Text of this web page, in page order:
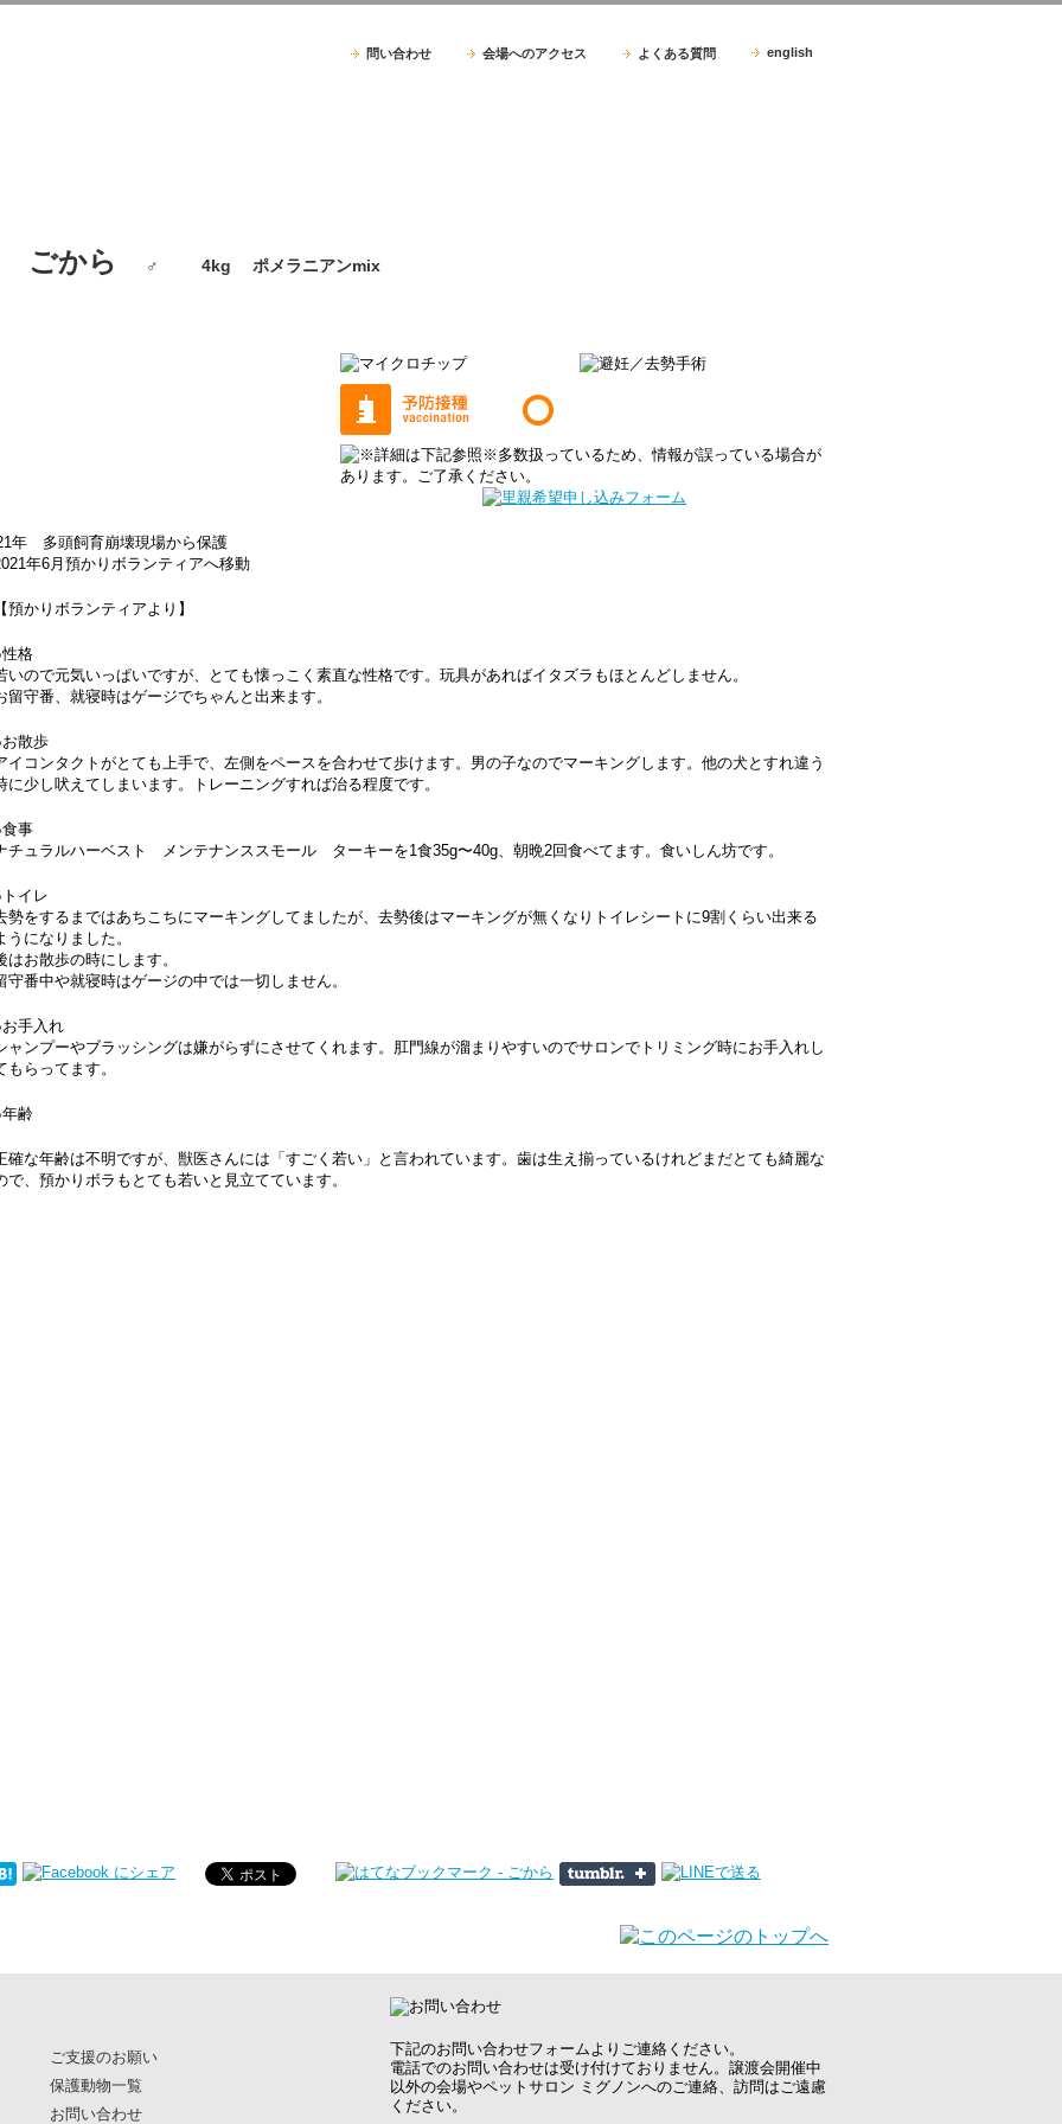
問い合わせ 会場へのアクセス よくある質問 english
ごから ♂ 4kg ポメラニアンmix
年 多頭飼育崩壊現場から保護
年6月預かりボランティアへ移動
預かりボランティアより】
格
いので元気いっぱいですが、とても懐っこく素直な性格です。玩具があればイタズラもほとんどしません。
留守番、就寝時はゲージでちゃんと出来ます。
散歩
イコンタクトがとても上手で、左側をペースを合わせて歩けます。男の子なのでマーキングします。他の犬とすれ違う
に少し吠えてしまいます。トレーニングすれば治る程度です。
事
チュラルハーベスト メンテナンススモール ターキーを1食35g〜40g、朝晩2回食べてます。食いしん坊です。
イレ
勢をするまではあちこちにマーキングしてましたが、去勢後はマーキングが無くなりトイレシートに9割くらい出来る
うになりました。
はお散歩の時にします。
守番中や就寝時はゲージの中では一切しません。
手入れ
ャンプーやブラッシングは嫌がらずにさせてくれます。肛門線が溜まりやすいのでサロンでトリミング時にお手入れし
もらってます。
齢
確な年齢は不明ですが、獣医さんには「すごく若い」と言われています。歯は生え揃っているけれどまだとても綺麗な
で、預かりボラもとても若いと見立てています。
ご支援のお願い
保護動物一覧
お問い合わせ
下記のお問い合わせフォームよりご連絡ください。
電話でのお問い合わせは受け付けておりません。譲渡会開催中
以外の会場やペットサロン ミグノンへのご連絡、訪問はご遠慮
ください。